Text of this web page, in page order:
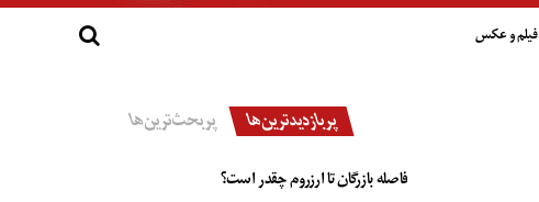
فیلم و عکس
پربازدیدترین‌ها پربحث‌ترین‌ها
فاصله بازرگان تا ارزروم چقدر است؟